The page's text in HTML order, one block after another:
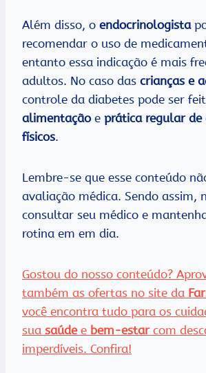
Além disso, o endocrinologista
recomendar o uso de
entanto essa indicação é mais
adultos. No caso das crianças e
controle da diabetes pode ser
alimentaçãoe prática regular de
físicos.
Lembre-se que esse conteúdo
avaliação médica. Sendo assim,
consultar seu médico e
rotina em em dia.
Gostou do nosso conteúdo?
também as ofertas no site da
você encontra tudo para os
sua saúde e bem-estarcom
imperdíveis. Confira!